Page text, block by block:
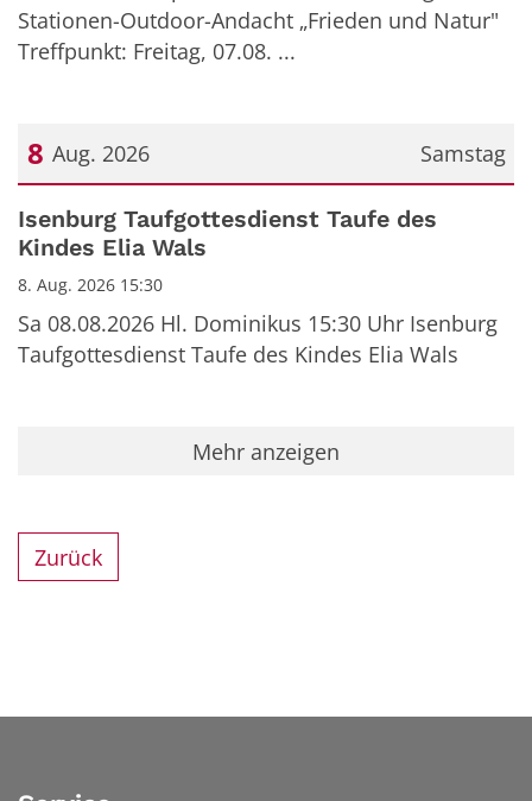
Stationen-Outdoor-Andacht „Frieden und Natur"
Treffpunkt: Freitag, 07.08. ...
Samstag
8 Aug. 2026
Datum: 8. August 2026
Isenburg Taufgottesdienst Taufe des
Kindes Elia Wals
8. Aug. 2026 15:30
Sa 08.08.2026 Hl. Dominikus 15:30 Uhr Isenburg
Taufgottesdienst Taufe des Kindes Elia Wals
Mehr anzeigen
Zurück